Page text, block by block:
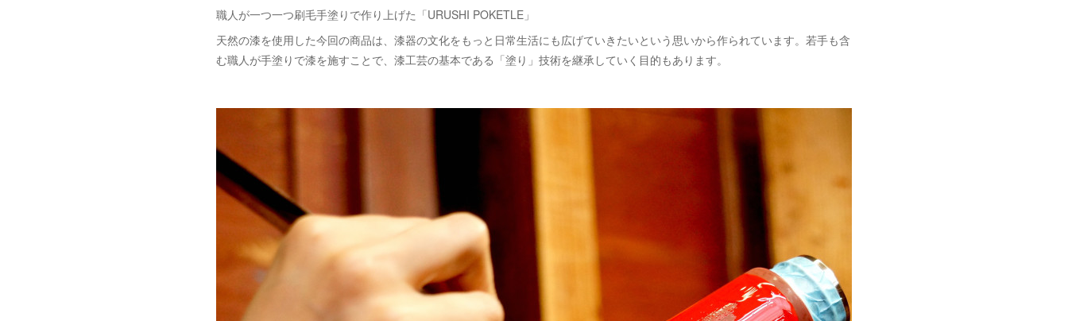
職人が一つ一つ刷毛手塗りで作り上げた「URUSHI POKETLE」
天然の漆を使用した今回の商品は、漆器の文化をもっと日常生活にも広げていきたいという思いから作られています。若手も含
む職人が手塗りで漆を施すことで、漆工芸の基本である「塗り」技術を継承していく目的もあります。